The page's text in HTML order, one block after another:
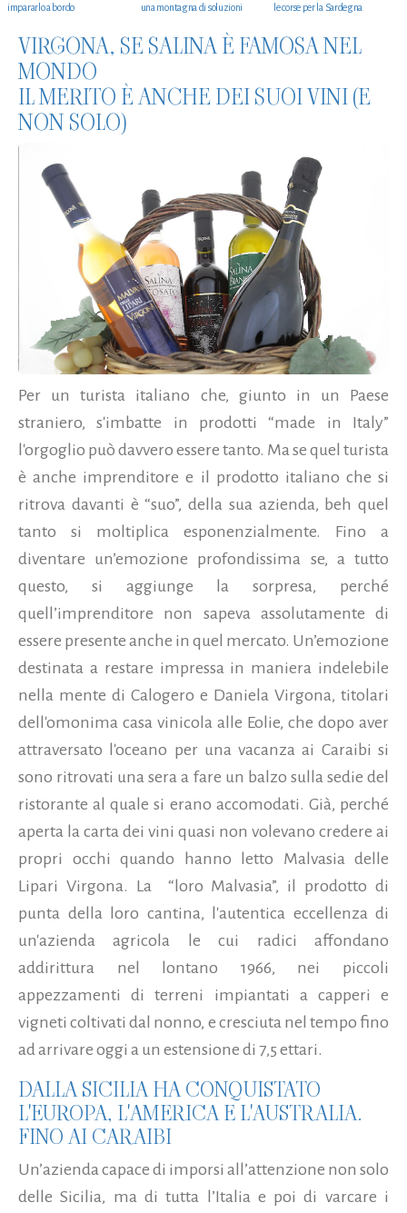
impararlo a bordo
una montagna di soluzioni
le corse per la Sardegna
VIRGONA, SE SALINA È FAMOSA NEL
MONDO
IL MERITO È ANCHE DEI SUOI VINI (E
NON SOLO)
Per un turista italiano che, giunto in un Paese
straniero, s'imbatte in prodotti “made in Italy”
l'orgoglio può davvero essere tanto. Ma se quel turista
è anche imprenditore e il prodotto italiano che si
ritrova davanti è “suo”, della sua azienda, beh quel
tanto si moltiplica esponenzialmente. Fino a
diventare un’emozione profondissima se, a tutto
questo, si aggiunge la sorpresa, perché
quell’imprenditore non sapeva assolutamente di
essere presente anche in quel mercato. Un’emozione
destinata a restare impressa in maniera indelebile
nella mente di Calogero e Daniela Virgona, titolari
dell'omonima casa vinicola alle Eolie, che dopo aver
attraversato l'oceano per una vacanza ai Caraibi si
sono ritrovati una sera a fare un balzo sulla sedie del
ristorante al quale si erano accomodati. Già, perché
aperta la carta dei vini quasi non volevano credere ai
propri occhi quando hanno letto Malvasia delle
Lipari Virgona. La “loro Malvasia”, il prodotto di
punta della loro cantina, l'autentica eccellenza di
un'azienda agricola le cui radici affondano
addirittura nel lontano 1966, nei piccoli
appezzamenti di terreni impiantati a capperi e
vigneti coltivati dal nonno, e cresciuta nel tempo fino
ad arrivare oggi a un estensione di 7,5 ettari.
DALLA SICILIA HA CONQUISTATO
L'EUROPA, L'AMERICA E L'AUSTRALIA.
FINO AI CARAIBI
Un’azienda capace di imporsi all’attenzione non solo
delle Sicilia, ma di tutta l’Italia e poi di varcare i